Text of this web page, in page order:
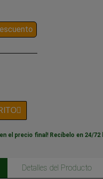
el precio final! Recíbelo en 24/72
Detalles del Producto